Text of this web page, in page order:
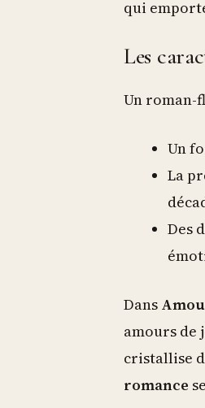
qui
Les
Un roman-
Un
La
Des
Dans
amours de
cristallise
romance